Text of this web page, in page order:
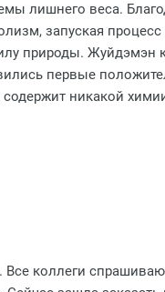
лишнего веса.
запуская
природы. Жуйдэмэн
первые
никакой
Все коллеги